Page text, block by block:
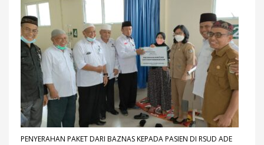
PENYERAHAN PAKET DARI BAZNAS KEPADA PASIEN DI RSUD ADE